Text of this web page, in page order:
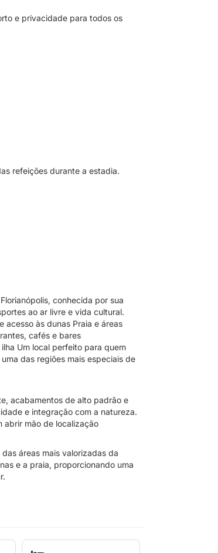
e privacidade para todos os
refeições durante a estadia.
conhecida por sua
ao ar livre e vida cultural.
acesso às dunas Praia e áreas
cafés e bares
Um local perfeito para quem
das regiões mais especiais de
acabamentos de alto padrão e
e integração com a natureza.
abrir mão de localização
áreas mais valorizadas da
e a praia, proporcionando uma